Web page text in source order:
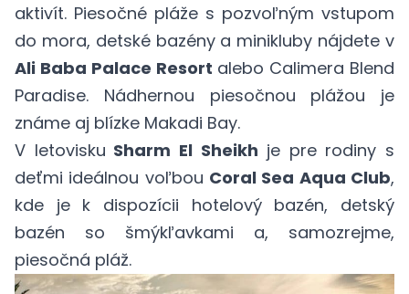
aktivít. Piesočné pláže s pozvoľným vstupom
do mora, detské bazény a minikluby nájdete v
Ali Baba Palace Resort alebo Calimera Blend
Paradise. Nádhernou piesočnou plážou je
známe aj blízke Makadi Bay.
V letovisku Sharm El Sheikh je pre rodiny s
deťmi ideálnou voľbou Coral Sea Aqua Club,
kde je k dispozícii hotelový bazén, detský
bazén so šmýkľavkami a, samozrejme,
piesočná pláž.